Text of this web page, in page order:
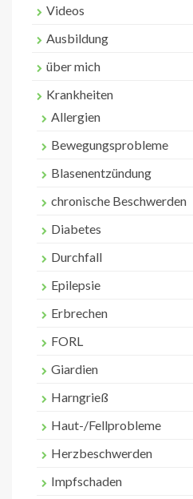
Videos
Ausbildung
über mich
Krankheiten
Allergien
Bewegungsprobleme
Blasenentzündung
chronische Beschwerden
Diabetes
Durchfall
Epilepsie
Erbrechen
FORL
Giardien
Harngrieß
Haut-/Fellprobleme
Herzbeschwerden
Impfschaden